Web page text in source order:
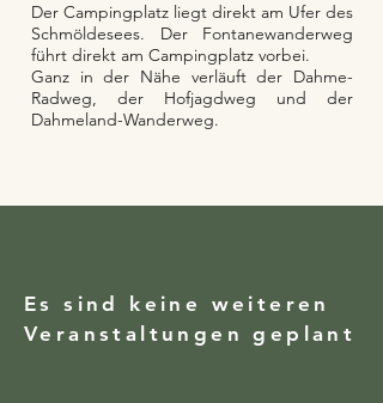
Der Campingplatz liegt direkt am Ufer des
Schmöldesees. Der Fontanewanderweg
führt direkt am Campingplatz vorbei.
Ganz in der Nähe verläuft der Dahme-
Radweg, der Hofjagdweg und der
Dahmeland-Wanderweg.
Es sind keine weiteren
Veranstaltungen geplant